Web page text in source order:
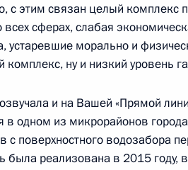
главы Северной Осетии
13:25 Москва, Кремль
года, среда
с этим связан целый комплекс
всех сферах, слабая
устаревшие морально и
комплекс, ну и низкий уровень
и на Вашей «Прямой
в одном из микрорайонов
с поверхностного водозабора
была реализована в 2015 году,